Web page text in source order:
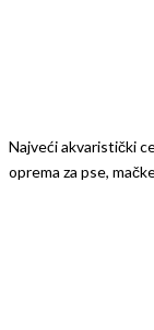
Najveći akvaristički
oprema za pse,